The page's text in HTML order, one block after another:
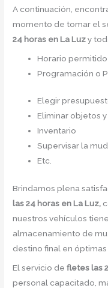
A continuación,
momento de tomar el
24 horas en La Luzy
Horario
Programación o
Elegir
Eliminar objetos
Inventario
Supervisar la
Etc.
Brindamos plena
las 24 horas en La Luz,
nuestros vehículos
almacenamiento de
destino final en óptimas
El servicio defletes las
personal capacitado,